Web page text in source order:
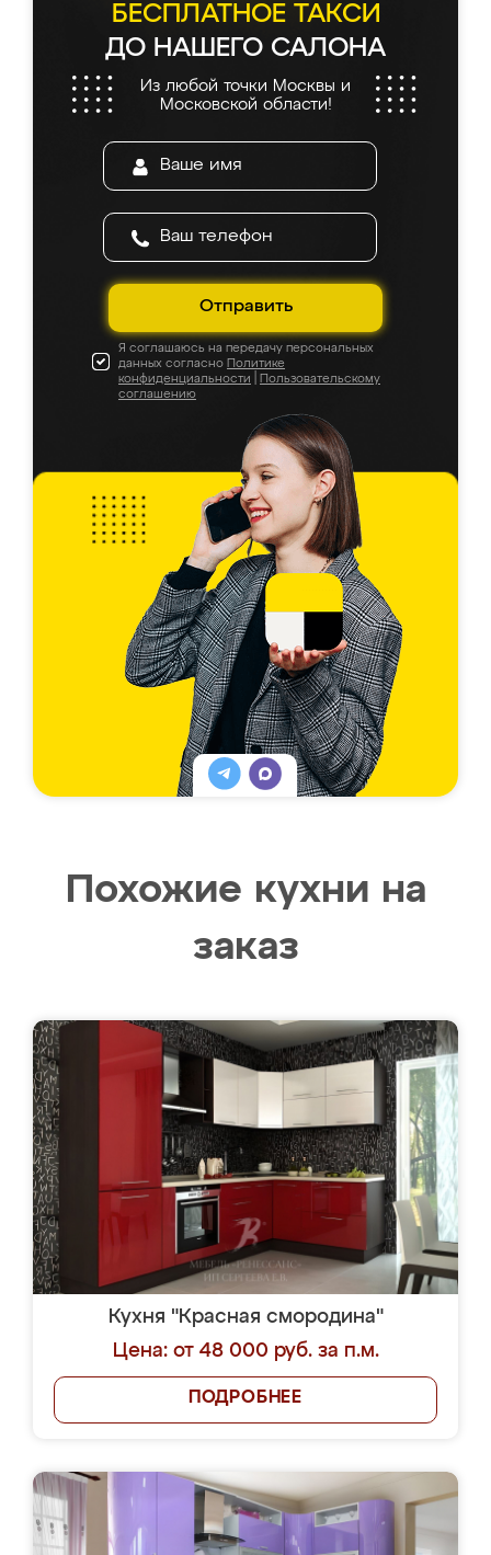
БЕСПЛАТНОЕ ТАКСИ
ДО НАШЕГО САЛОНА
Из любой точки Москвы и
Московской области!
Отправить
Я соглашаюсь на передачу персональных
данных согласно Политике
конфиденциальности
Пользовательскому
соглашению
Похожие кухни на
заказ
Кухня "Красная смородина"
Цена: от 48 000 руб. за п.м.
ПОДРОБНЕЕ